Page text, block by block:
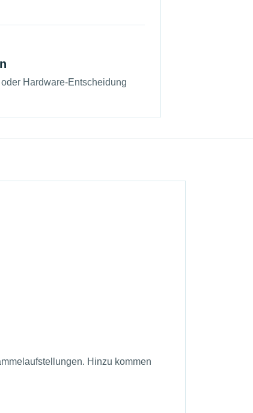
Hardware-Entscheidung
Hinzu kommen